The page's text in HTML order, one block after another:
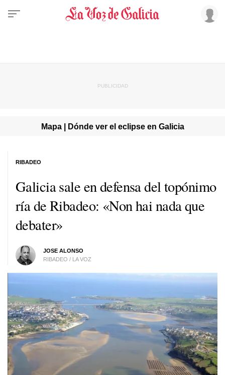
Mapa | Dónde ver el eclipse en Galicia
Galicia sale en defensa del topónimo
ría de Ribadeo: «Non hai nada que
debater»
JOSE ALONSO
RIBADEO / LA VOZ
RIBADEO